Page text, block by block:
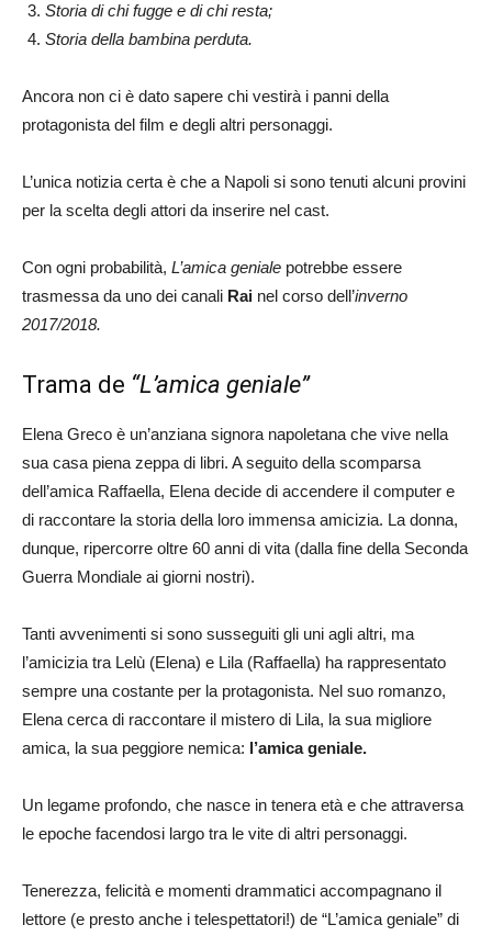
Storia di chi fugge e di chi resta;
Storia della bambina perduta.
Ancora non ci è dato sapere chi vestirà i panni della
protagonista del film e degli altri personaggi.
L’unica notizia certa è che a Napoli si sono tenuti alcuni provini
per la scelta degli attori da inserire nel cast.
Con ogni probabilità, L’amica geniale potrebbe essere
trasmessa da uno dei canali Rai nel corso dell’inverno
2017/2018.
Trama de “L’amica geniale”
Elena Greco è un’anziana signora napoletana che vive nella
sua casa piena zeppa di libri. A seguito della scomparsa
dell’amica Raffaella, Elena decide di accendere il computer e
di raccontare la storia della loro immensa amicizia. La donna,
dunque, ripercorre oltre 60 anni di vita (dalla fine della Seconda
Guerra Mondiale ai giorni nostri).
Tanti avvenimenti si sono susseguiti gli uni agli altri, ma
l’amicizia tra Lelù (Elena) e Lila (Raffaella) ha rappresentato
sempre una costante per la protagonista. Nel suo romanzo,
Elena cerca di raccontare il mistero di Lila, la sua migliore
amica, la sua peggiore nemica: l’amica geniale.
Un legame profondo, che nasce in tenera età e che attraversa
le epoche facendosi largo tra le vite di altri personaggi.
Tenerezza, felicità e momenti drammatici accompagnano il
lettore (e presto anche i telespettatori!) de “L’amica geniale” di